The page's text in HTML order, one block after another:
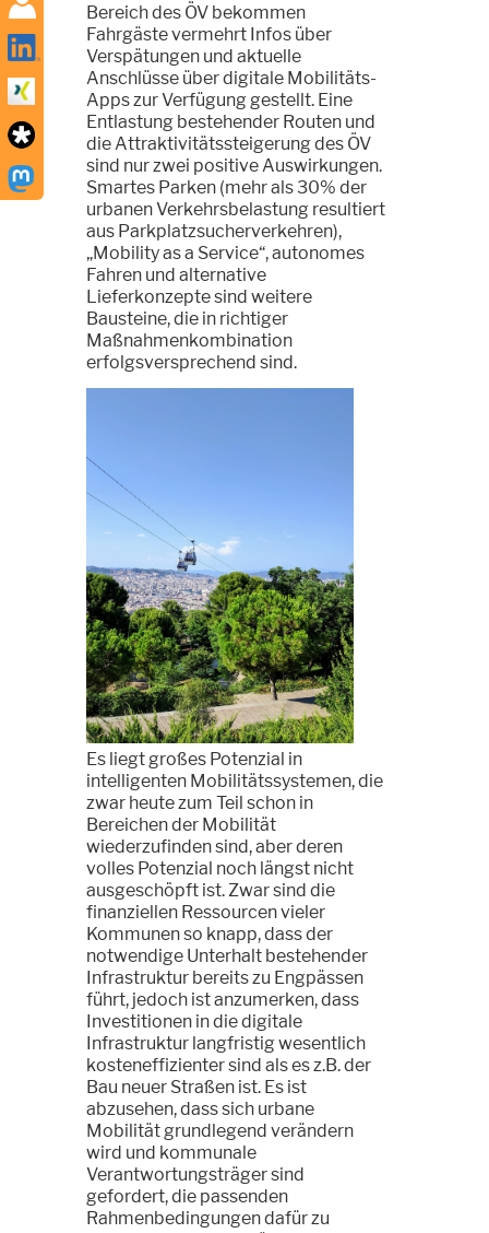
Bereich des ÖV bekommen
Fahrgäste vermehrt Infos über
Verspätungen und aktuelle
Anschlüsse über digitale Mobilitäts-
Apps zur Verfügung gestellt. Eine
Entlastung bestehender Routen und
die Attraktivitätssteigerung des ÖV
sind nur zwei positive Auswirkungen.
Smartes Parken (mehr als 30% der
urbanen Verkehrsbelastung resultiert
aus Parkplatzsucherverkehren),
„Mobility as a Service“, autonomes
Fahren und alternative
Lieferkonzepte sind weitere
Bausteine, die in richtiger
Maßnahmenkombination
erfolgsversprechend sind.
Es liegt großes Potenzial in
intelligenten Mobilitätssystemen, die
zwar heute zum Teil schon in
Bereichen der Mobilität
wiederzufinden sind, aber deren
volles Potenzial noch längst nicht
ausgeschöpft ist. Zwar sind die
finanziellen Ressourcen vieler
Kommunen so knapp, dass der
notwendige Unterhalt bestehender
Infrastruktur bereits zu Engpässen
führt, jedoch ist anzumerken, dass
Investitionen in die digitale
Infrastruktur langfristig wesentlich
kosteneffizienter sind als es z.B. der
Bau neuer Straßen ist. Es ist
abzusehen, dass sich urbane
Mobilität grundlegend verändern
wird und kommunale
Verantwortungsträger sind
gefordert, die passenden
Rahmenbedingungen dafür zu